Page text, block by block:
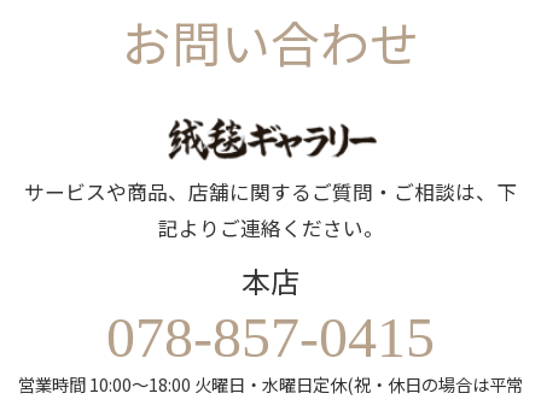
お問い合わせ
サービスや商品、店舗に関するご質問・ご相談は、下
記よりご連絡ください。
本店
078-857-0415
営業時間 10:00～18:00 火曜日・水曜日定休(祝・休日の場合は平常